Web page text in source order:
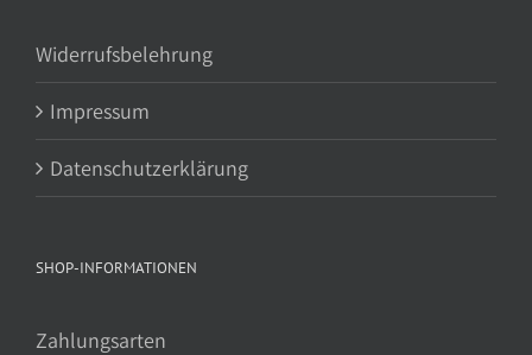
Widerrufsbelehrung
Impressum
Datenschutzerklärung
SHOP-INFORMATIONEN
Zahlungsarten